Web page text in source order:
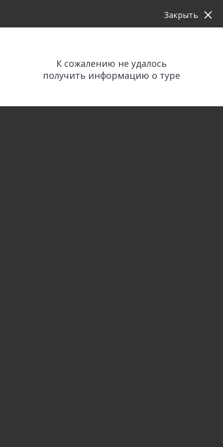
К сожалению не удалось
получить информацию о туре
Закрыть